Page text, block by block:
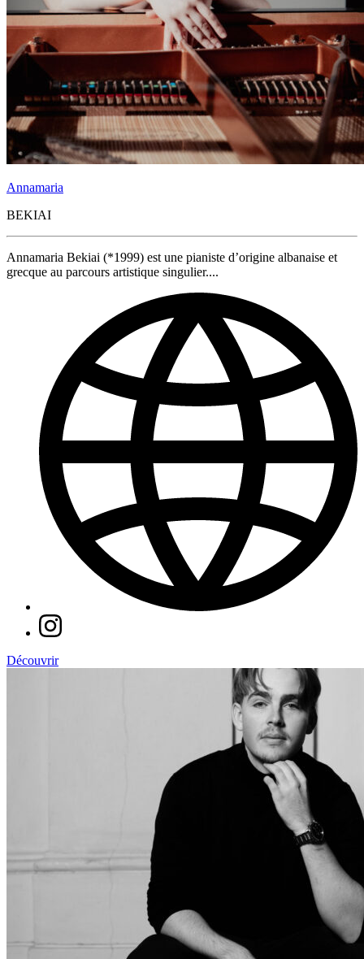
Annamaria
BEKIAI
Annamaria Bekiai (*1999) est une pianiste d’origine albanaise et
grecque au parcours artistique singulier....
Découvrir